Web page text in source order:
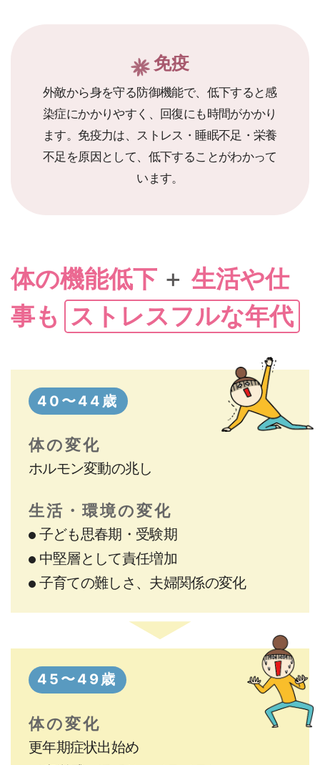
免疫
外敵から身を守る防御機能で、低下すると感
染症にかかりやすく、回復にも時間がかかり
ます。免疫力は、ストレス・睡眠不足・栄養
不足を原因として、低下することがわかって
います。
体の機能低下 + 生活や仕
事も ストレスフルな年代
40〜44歳
体の変化
ホルモン変動の兆し
生活・環境の変化
子ども思春期・受験期
中堅層として責任増加
子育ての難しさ、 夫婦関係の変化
45〜49歳
体の変化
更年期症状出始め